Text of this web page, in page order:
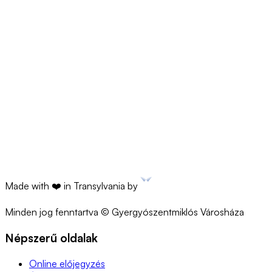
Made with ❤️ in Transylvania by
Minden jog fenntartva © Gyergyószentmiklós Városháza
Népszerű oldalak
Online előjegyzés